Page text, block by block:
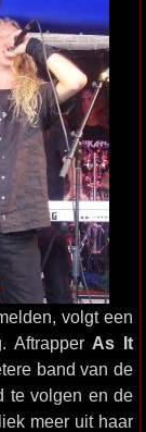
volgt een
Aftrapper As It
band van de
te volgen en de
meer uit haar